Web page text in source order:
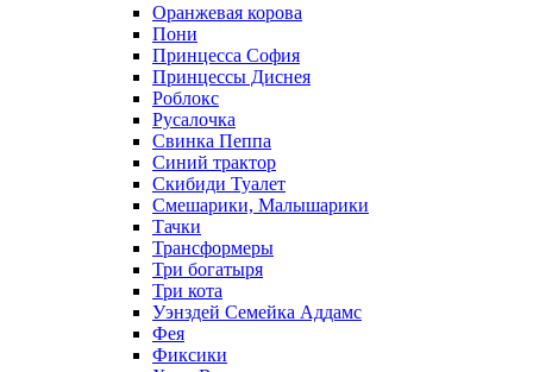
Оранжевая корова
Пони
Принцесса София
Принцессы Диснея
Роблокс
Русалочка
Свинка Пеппа
Синий трактор
Скибиди Туалет
Смешарики, Малышарики
Тачки
Трансформеры
Три богатыря
Три кота
Уэнздей Семейка Аддамс
Фея
Фиксики